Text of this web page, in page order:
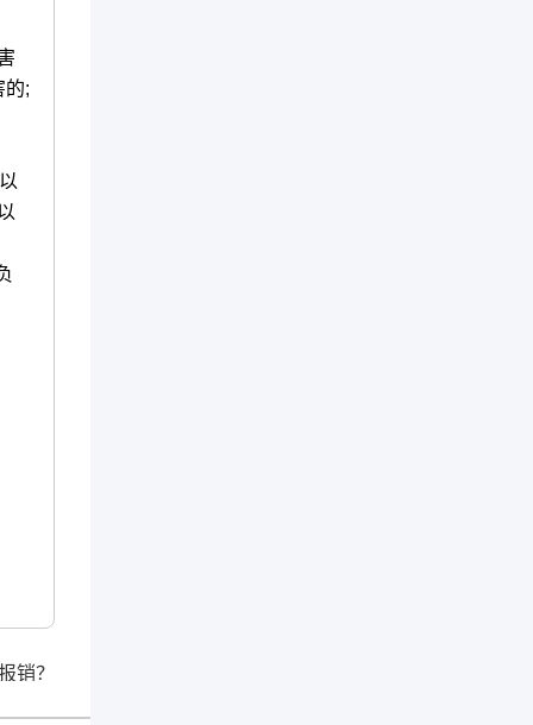
的;
销？